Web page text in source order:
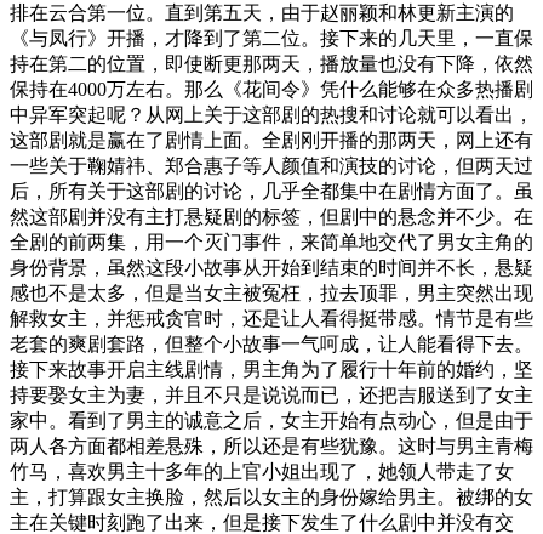
排在云合第一位。直到第五天，由于赵丽颖和林更新主演的
《与凤行》开播，才降到了第二位。接下来的几天里，一直保
持在第二的位置，即使断更那两天，播放量也没有下降，依然
保持在4000万左右。那么《花间令》凭什么能够在众多热播剧
中异军突起呢？从网上关于这部剧的热搜和讨论就可以看出，
这部剧就是赢在了剧情上面。全剧刚开播的那两天，网上还有
一些关于鞠婧祎、郑合惠子等人颜值和演技的讨论，但两天过
后，所有关于这部剧的讨论，几乎全都集中在剧情方面了。虽
然这部剧并没有主打悬疑剧的标签，但剧中的悬念并不少。在
全剧的前两集，用一个灭门事件，来简单地交代了男女主角的
身份背景，虽然这段小故事从开始到结束的时间并不长，悬疑
感也不是太多，但是当女主被冤枉，拉去顶罪，男主突然出现
解救女主，并惩戒贪官时，还是让人看得挺带感。情节是有些
老套的爽剧套路，但整个小故事一气呵成，让人能看得下去。
接下来故事开启主线剧情，男主角为了履行十年前的婚约，坚
持要娶女主为妻，并且不只是说说而已，还把吉服送到了女主
家中。看到了男主的诚意之后，女主开始有点动心，但是由于
两人各方面都相差悬殊，所以还是有些犹豫。这时与男主青梅
竹马，喜欢男主十多年的上官小姐出现了，她领人带走了女
主，打算跟女主换脸，然后以女主的身份嫁给男主。被绑的女
主在关键时刻跑了出来，但是接下发生了什么剧中并没有交